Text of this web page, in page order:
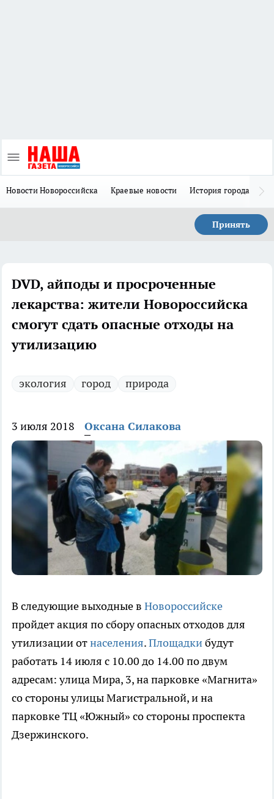
Новости Новороссийска Краевые новости История города Н
Принять
DVD, айподы и просроченные
лекарства: жители Новороссийска
смогут сдать опасные отходы на
утилизацию
экология город природа
3 июля 2018 Оксана Силакова
В следующие выходные в Новороссийске
пройдет акция по сбору опасных отходов для
утилизации отнаселения.Площадкибудут
работать 14 июля с 10.00 до 14.00 по двум
адресам: улица Мира, 3, на парковке «Магнита»
со стороны улицы Магистральной, и на
парковке ТЦ «Южный» со стороны проспекта
Дзержинского.